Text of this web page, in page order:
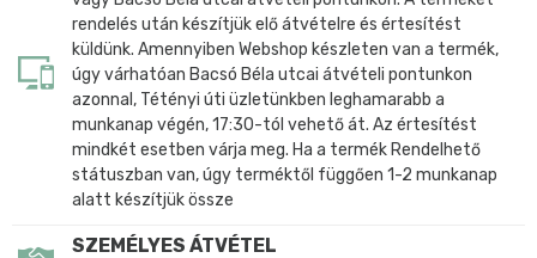
rendelés után készítjük elő átvételre és értesítést
küldünk. Amennyiben Webshop készleten van a termék,
úgy várhatóan Bacsó Béla utcai átvételi pontunkon
azonnal, Tétényi úti üzletünkben leghamarabb a
munkanap végén, 17:30-tól vehető át. Az értesítést
mindkét esetben várja meg. Ha a termék Rendelhető
státuszban van, úgy terméktől függően 1-2 munkanap
alatt készítjük össze
SZEMÉLYES ÁTVÉTEL